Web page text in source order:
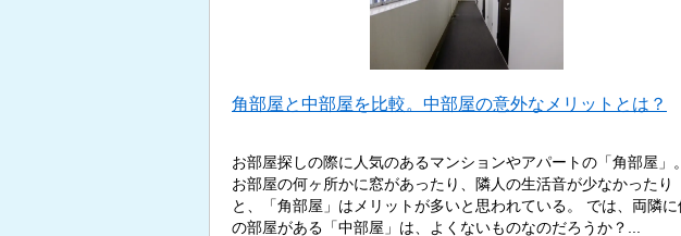
角部屋と中部屋を比較。中部屋の意外なメリットとは？
お部屋探しの際に人気のあるマンションやアパートの「角部屋」。
お部屋の何ヶ所かに窓があったり、隣人の生活音が少なかったり
と、「角部屋」はメリットが多いと思われている。 では、両隣に他
の部屋がある「中部屋」は、よくないものなのだろうか？...